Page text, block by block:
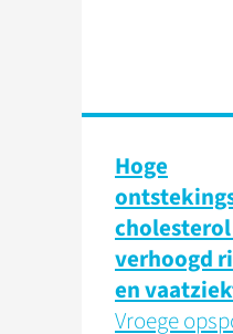
Hoge
verhoogd
en
Vroege